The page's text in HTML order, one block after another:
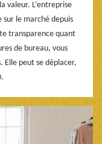
valeur. L’entreprise
le marché depuis
transparence quant
de bureau, vous
Elle peut se déplacer,